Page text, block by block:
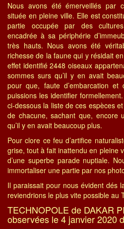
Nous avons été émerveillés par
située en pleine ville. Elle est
partie occupée par des
encadrée à sa périphérie
très hauts. Nous avons été
richesse de la faune qui y résidait
effet identifié 2448 oiseaux
sommes surs qu’il y en avait
pour que, faute d’embarcation et
puissions les identifier
ci-dessous la liste de ces espèces
de chacune, sachant que, encore
qu’il y en avait beaucoup plus.
Pour clore ce feu d’artifice
grise, tout à fait inattendu en pleine
d’une superbe parade nuptiale.
immortaliser une partie par nos
Il paraissait pour nous évident dés
reviendrions le plus vite possible au
TECHNOPOLE de DAKAR
observées le 4 janvier 2020